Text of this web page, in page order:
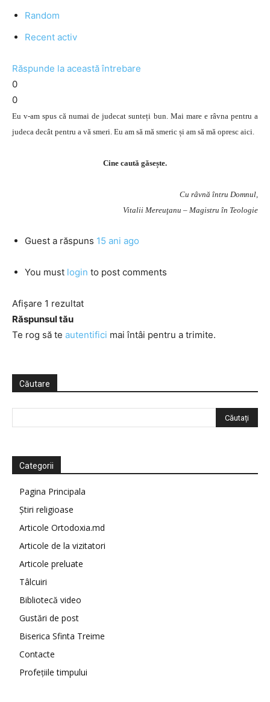
Random
Recent activ
Răspunde la această întrebare
0
0
Eu v-am spus că numai de judecat sunteți bun. Mai mare e râvna pentru a
judeca decât pentru a vă smeri. Eu am să mă smeric și am să mă opresc aici.
Cine caută găsește.
Cu râvnă întru Domnul,
Vitalii Mereuţanu – Magistru în Teologie
Guest a răspuns 15 ani ago
You must login to post comments
Afișare 1 rezultat
Răspunsul tău
Te rog să te autentifici mai întâi pentru a trimite.
Căutare
Categorii
Pagina Principala
Știri religioase
Articole Ortodoxia.md
Articole de la vizitatori
Articole preluate
Tâlcuiri
Bibliotecă video
Gustări de post
Biserica Sfinta Treime
Contacte
Profețiile timpului